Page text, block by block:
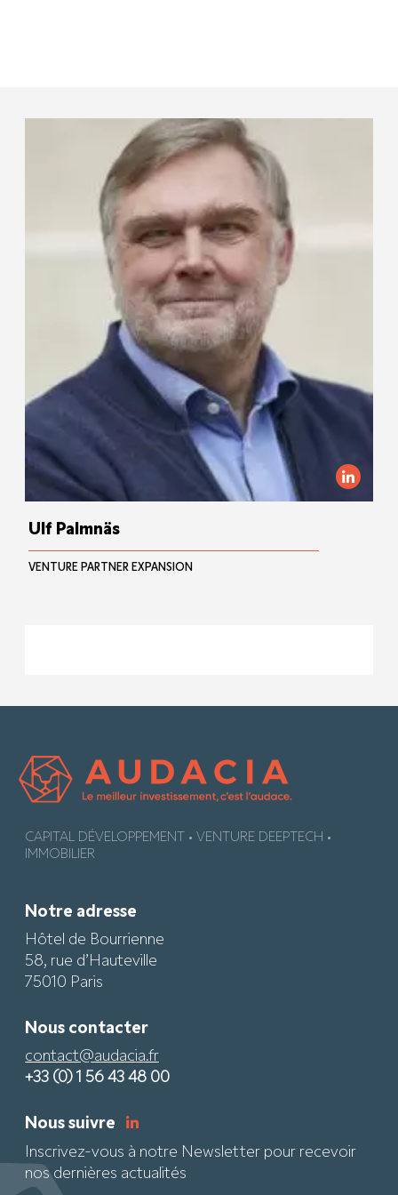
Ulf Palmnäs
VENTURE PARTNER EXPANSION
CAPITAL DÉVELOPPEMENT • VENTURE DEEPTECH •
IMMOBILIER
Notre adresse
Hôtel de Bourrienne
58, rue d’Hauteville
75010 Paris
Nous contacter
contact@audacia.fr
+33 (0) 1 56 43 48 00
Nous suivre
Inscrivez-vous à notre Newsletter pour recevoir
nos dernières actualités